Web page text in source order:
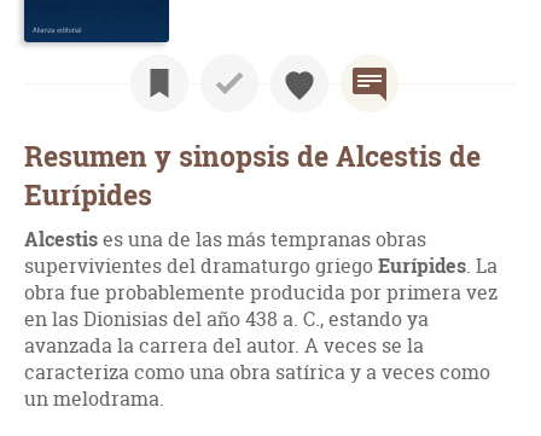
Resumen y sinopsis de Alcestis de
Eurípides
Alcestises una de las más tempranas obras
supervivientes del dramaturgo griegoEurípides. La
obra fue probablemente producida por primera vez
en las Dionisias del año 438 a. C., estando ya
avanzada la carrera del autor. A veces se la
caracteriza como una obra satírica y a veces como
un melodrama.